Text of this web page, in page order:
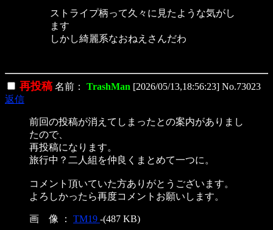
ストライプ柄って久々に見たような気がし
ます
しかし綺麗系なおねえさんだわ
再投稿 名前： TrashMan [2026/05/13,18:56:23] No.73023
返信
前回の投稿が消えてしまったとの案内がありまし
たので、
再投稿になります。
旅行中？二人組を仲良くまとめて一つに。
コメント頂いていた方ありがとうございます。
よろしかったら再度コメントお願いします。
画 像 ： TM19 -(487 KB)